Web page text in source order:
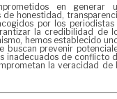
en generar
honestidad,
por los periodistas
la credibilidad de
hemos establecido
buscan prevenir
inadecuados de conflicto
la veracidad de